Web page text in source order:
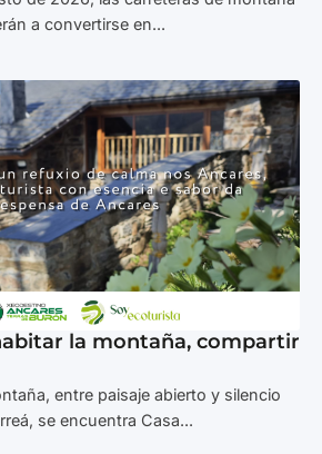
a convertirse en...
la montaña, compartir
entre paisaje abierto y silencio
se encuentra Casa...